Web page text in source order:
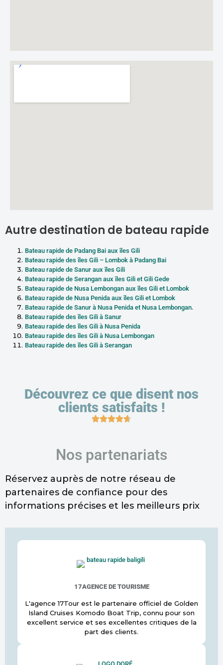
Autre destination de bateau rapide
Bateau rapide de Padang Bai aux îles Gili
Bateau rapide des îles Gili – Lombok à Padang Bai
Bateau rapide de Sanur aux îles Gili
Bateau rapide de Serangan aux îles Gili et Gili Gede
Bateau rapide de Nusa Lembongan aux îles Gili et Lombok
Bateau rapide de Nusa Penida aux îles Gili et Lombok
Bateau rapide de Sanur à Nusa Penida et Nusa Lembongan.
Bateau rapide des îles Gili à Sanur
Bateau rapide des îles Gili à Nusa Penida
Bateau rapide des îles Gili à Nusa Lembongan
Bateau rapide des îles Gili à Serangan
Découvrez ce que disent nos
clients satisfaits !
Nos partenariats
Réservez auprès de notre réseau de
partenaires de confiance pour des
informations précises et les meilleurs prix
17AGENCE DE TOURISME
L'agence 17Tour est le partenaire officiel de Golden
Island Cruises Komodo Boat Trip, connu pour son
excellent service et ses excellentes critiques de la
part des clients.